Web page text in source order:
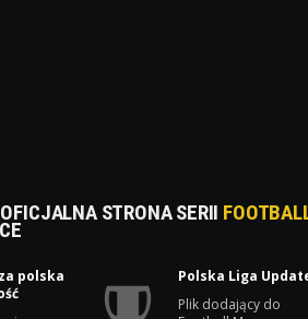
STRONA SERII
polska
Polska Liga
Plik dodający do